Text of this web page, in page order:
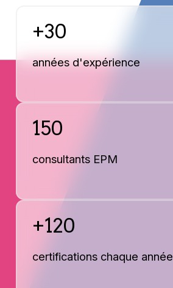
+30
années d'expérience
150
consultants EPM
+120
certifications chaque année